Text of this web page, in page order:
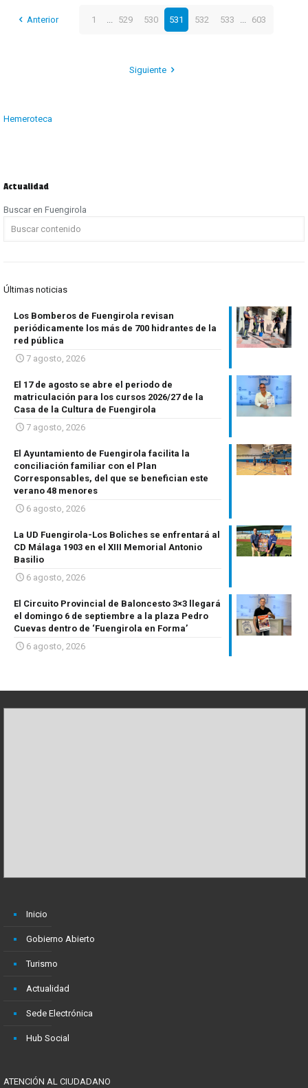
Anterior 1 ... 529 530 531 532 533 ... 603
Siguiente
Hemeroteca
Actualidad
Buscar en Fuengirola
Últimas noticias
Los Bomberos de Fuengirola revisan
periódicamente los más de 700 hidrantes de la
red pública
7 agosto, 2026
El 17 de agosto se abre el periodo de
matriculación para los cursos 2026/27 de la
Casa de la Cultura de Fuengirola
7 agosto, 2026
El Ayuntamiento de Fuengirola facilita la
conciliación familiar con el Plan
Corresponsables, del que se benefician este
verano 48 menores
6 agosto, 2026
La UD Fuengirola-Los Boliches se enfrentará al
CD Málaga 1903 en el XIII Memorial Antonio
Basilio
6 agosto, 2026
El Circuito Provincial de Baloncesto 3×3 llegará
el domingo 6 de septiembre a la plaza Pedro
Cuevas dentro de ‘Fuengirola en Forma’
6 agosto, 2026
Inicio
Gobierno Abierto
Turismo
Actualidad
Sede Electrónica
Hub Social
ATENCIÓN AL CIUDADANO